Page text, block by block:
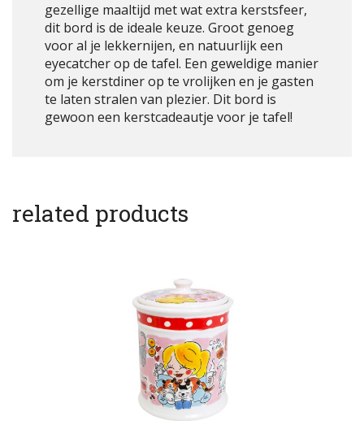
gezellige maaltijd met wat extra kerstsfeer,
dit bord is de ideale keuze. Groot genoeg
voor al je lekkernijen, en natuurlijk een
eyecatcher op de tafel. Een geweldige manier
om je kerstdiner op te vrolijken en je gasten
te laten stralen van plezier. Dit bord is
gewoon een kerstcadeautje voor je tafel!
related products